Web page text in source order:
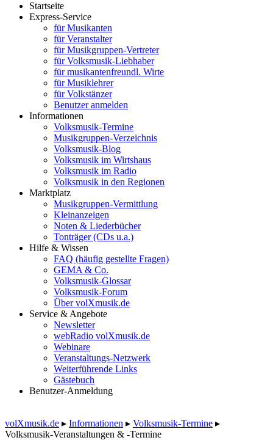
Startseite
Express-Service
für Musikanten
für Veranstalter
für Musikgruppen-Vertreter
für Volksmusik-Liebhaber
für musikantenfreundl. Wirte
für Musiklehrer
für Volkstänzer
Benutzer anmelden
Informationen
Volksmusik-Termine
Musikgruppen-Verzeichnis
Volksmusik-Blog
Volksmusik im Wirtshaus
Volksmusik im Radio
Volksmusik in den Regionen
Marktplatz
Musikgruppen-Vermittlung
Kleinanzeigen
Noten & Liederbücher
Tonträger (CDs u.a.)
Hilfe & Wissen
FAQ (häufig gestellte Fragen)
GEMA & Co.
Volksmusik-Glossar
Volksmusik-Forum
Über volXmusik.de
Service & Angebote
Newsletter
webRadio volXmusik.de
Webinare
Veranstaltungs-Netzwerk
Weiterführende Links
Gästebuch
Benutzer-Anmeldung
volXmusik.de ▸ Informationen ▸ Volksmusik-Termine ▸
Volksmusik-Veranstaltungen & -Termine